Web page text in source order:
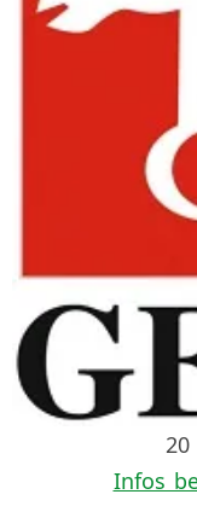
20
Infos